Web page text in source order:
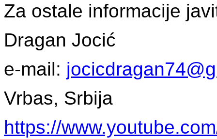
Za ostale informacije
Dragan Jocić
e-mail:
Vrbas, Srbija
https://